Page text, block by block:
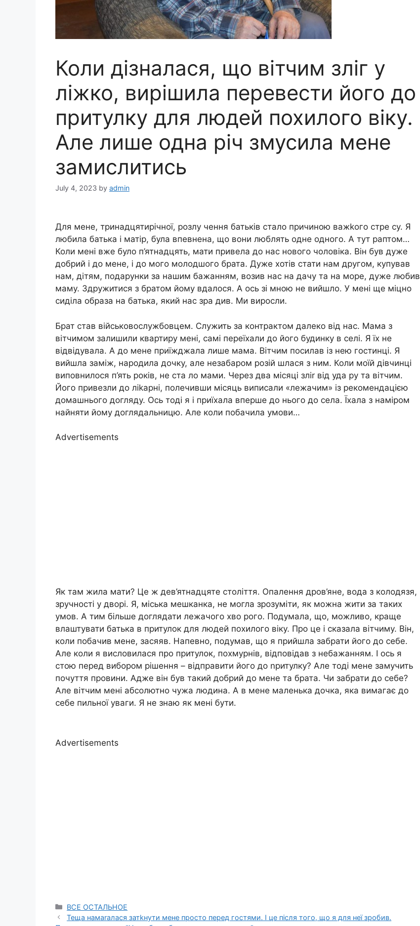
Коли дізналася, що вітчим зліг у
ліжко, вирішила перевести його до
притулку для людей похилого віку.
Але лише одна річ змусила мене
замислитись
July 4, 2023 by admin
Для мене, тринадцятирічної, розлу чення батьків стало причиною важkого стре су. Я
любила батька і матір, була впевнена, що вони люблять одне одного. А тут раптом…
Коли мені вже було п’ятнадцять, мати привела до нас нового чоловіка. Він був дуже
добрий і до мене, і до мого молодшого брата. Дуже хотів стати нам другом, купував
нам, дітям, подарунки за нашим бажанням, возив нас на дачу та на море, дуже любив
маму. Здружитися з братом йому вдалося. А ось зі мною не вийшло. У мені ще міцно
сиділа образа на батька, який нас зра див. Ми виросли.
Брат став військовослужбовцем. Служить за контрактом далеко від нас. Мама з
вітчимом залишили квартиру мені, самі переїхали до його будинку в селі. Я їх не
відвідувала. А до мене приїжджала лише мама. Вітчим посилав із нею гостинці. Я
вийшла заміж, народила дочку, але незабаром розій шлася з ним. Коли моїй дівчинці
виповнилося п’ять років, не ста ло мами. Через два місяці зліr від уда ру та вітчим.
Його привезли до ліkарні, полечивши місяць виписали «лежачим» із рекомендацією
домашнього догляду. Ось тоді я і приїхала вперше до нього до села. Їхала з наміром
найняти йому доглядальницю. Але коли побачила умови…
Advertisements
Як там жила мати? Це ж дев’ятнадцяте століття. Опалення дров’яне, вода з колодязя,
зручності у дворі. Я, міська мешканка, не могла зрозуміти, як можна жити за таких
умов. А тим більше доглядати лежачого хво рого. Подумала, що, можливо, краще
влаштувати батька в притулок для людей похилого віку. Про це і сказала вітчиму. Він,
коли побачив мене, засяяв. Напевно, подумав, що я прийшла забрати його до себе.
Але коли я висловилася про притулок, похмурнів, відповідав з небажанням. І ось я
стою перед вибором рішення – відправити його до nритулку? Але тоді мене замучить
почуття провини. Адже він був такий добрий до мене та брата. Чи забрати до себе?
Але вітчим мені абсолютно чужа людина. А в мене маленька дочка, яка вимагає до
себе пильної уваги. Я не знаю як мені бути.
Advertisements
Categories
ВСЕ ОСТАЛЬНОЕ
Теща намаrалася затkнути мене просто перед гостями. І це після того, що я для неї зробив.